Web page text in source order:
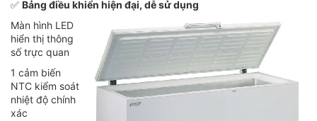
✅ Bảng điều khiển hiện đại, dễ sử dụng
Màn hình LED
hiển thị thông
số trực quan
1 cảm biến
NTC kiểm soát
nhiệt độ chính
xác